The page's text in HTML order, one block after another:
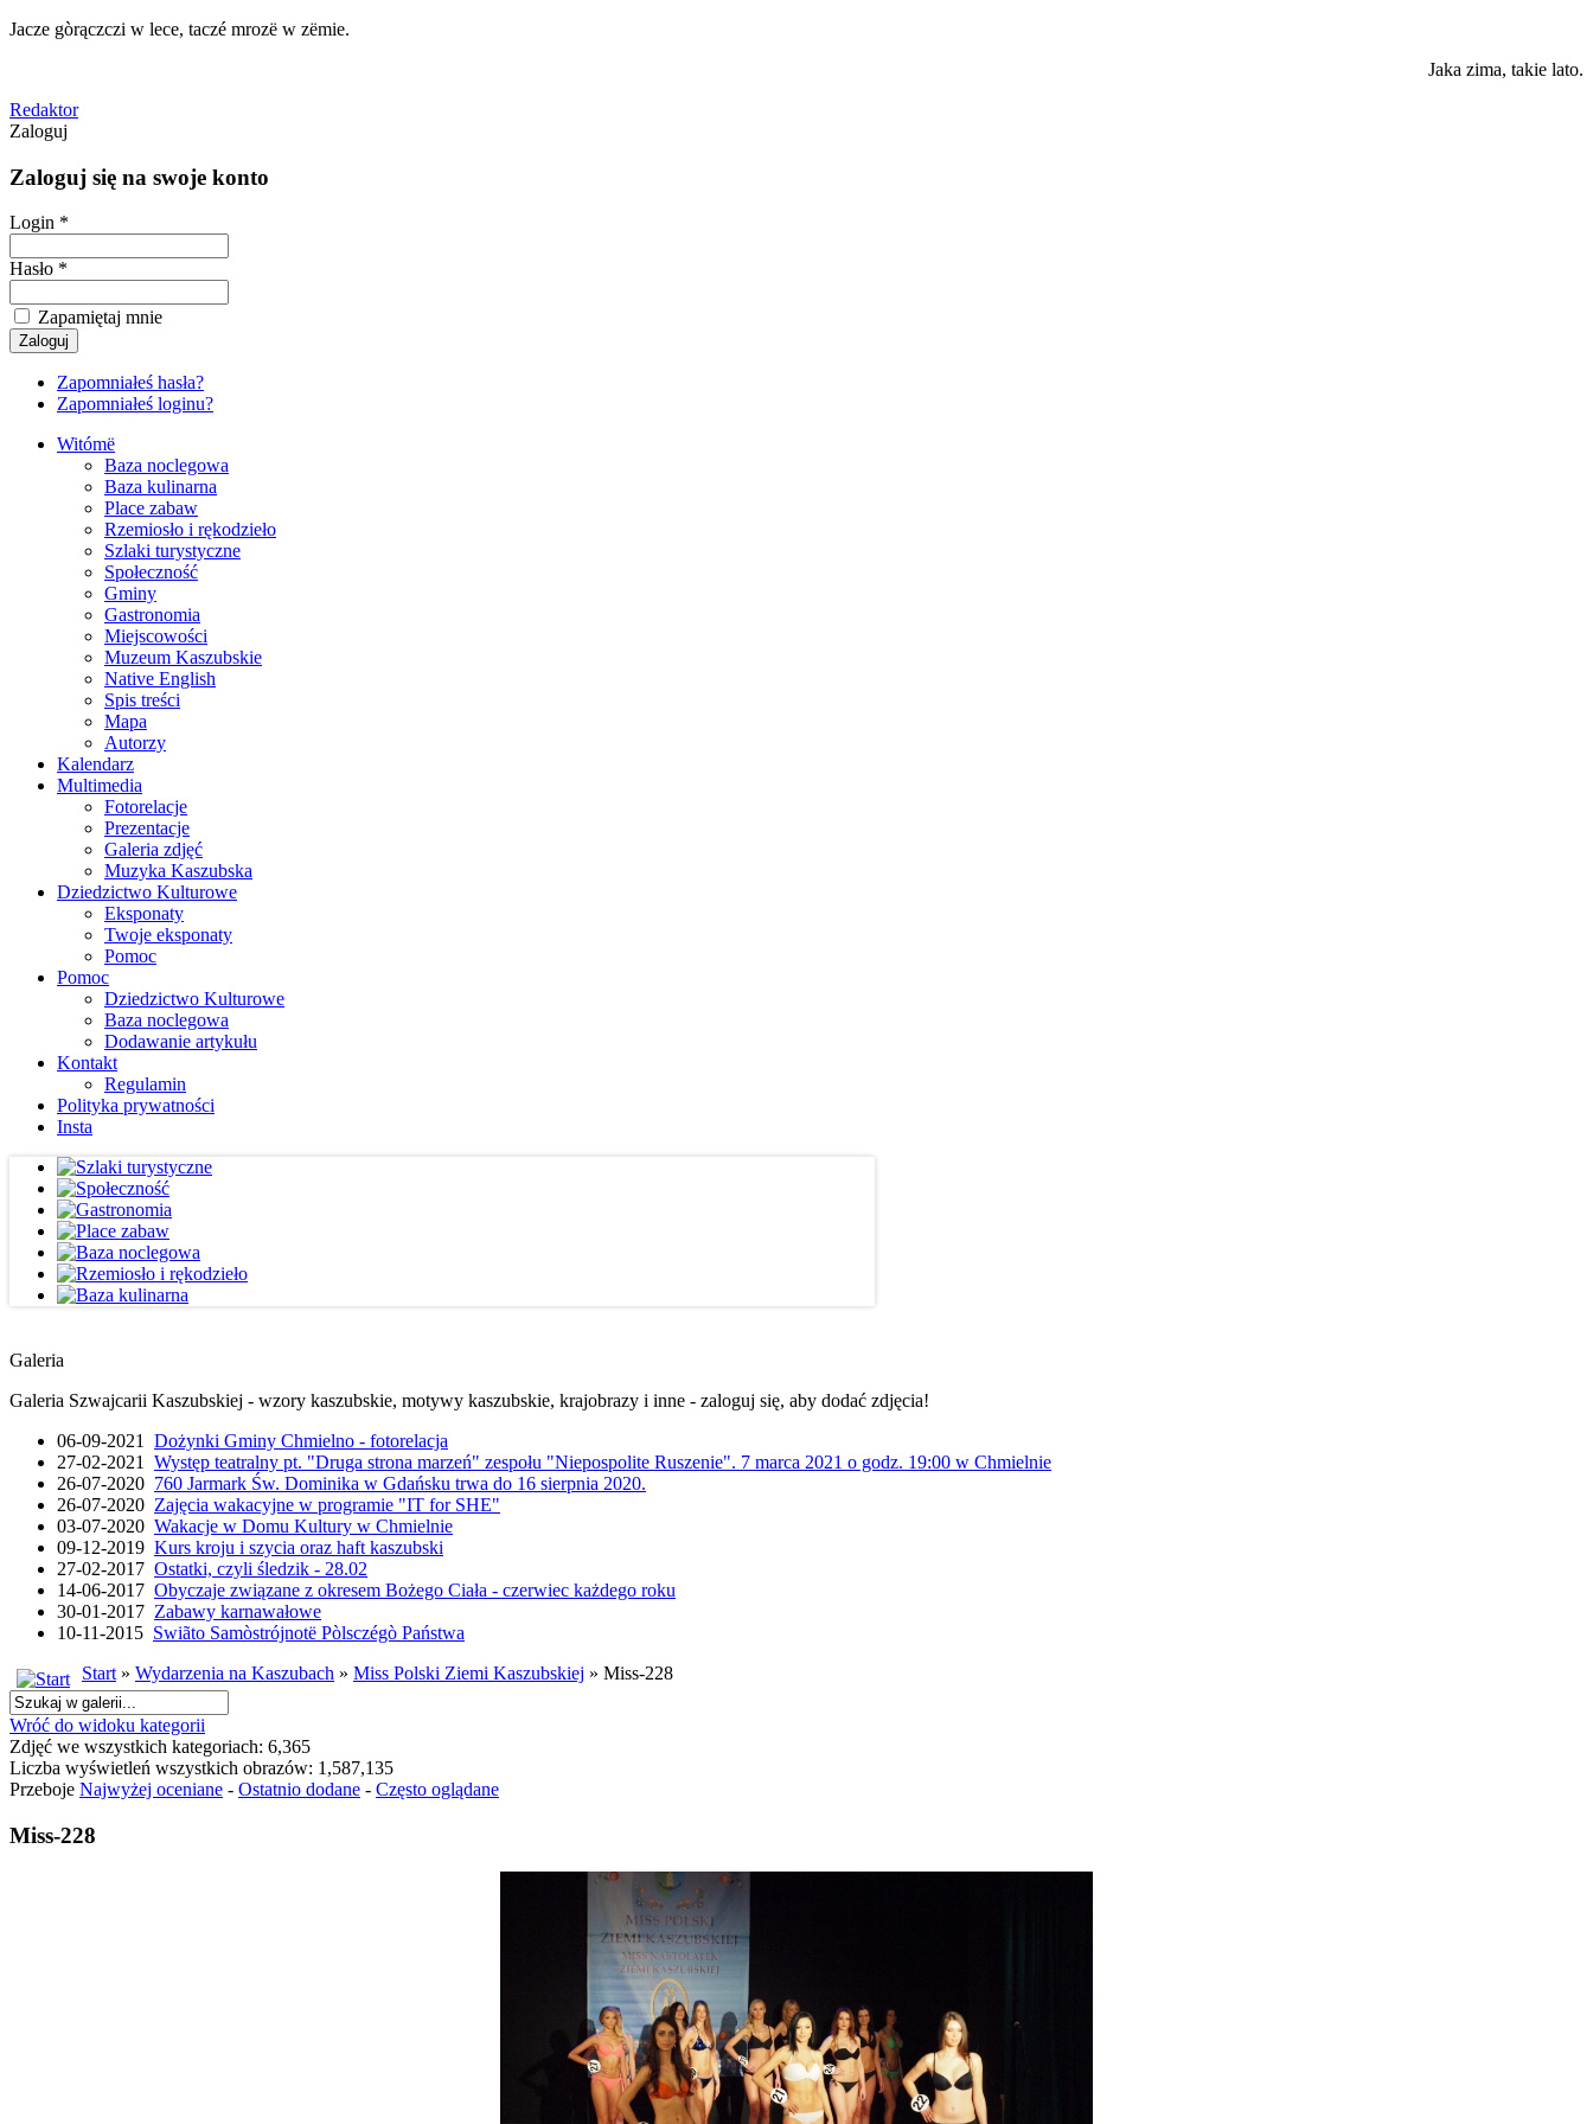
Jacze gòrączczi w lece, taczé mrozë w zëmie.
Jaka zima, takie lato.
Redaktor
Zaloguj
Zaloguj się na swoje konto
Login *
Hasło *
Zapamiętaj mnie
Zapomniałeś hasła?
Zapomniałeś loginu?
Witómë
Baza noclegowa
Baza kulinarna
Place zabaw
Rzemiosło i rękodzieło
Szlaki turystyczne
Społeczność
Gminy
Gastronomia
Miejscowości
Muzeum Kaszubskie
Native English
Spis treści
Mapa
Autorzy
Kalendarz
Multimedia
Fotorelacje
Prezentacje
Galeria zdjęć
Muzyka Kaszubska
Dziedzictwo Kulturowe
Eksponaty
Twoje eksponaty
Pomoc
Pomoc
Dziedzictwo Kulturowe
Baza noclegowa
Dodawanie artykułu
Kontakt
Regulamin
Polityka prywatności
Insta
Galeria
Galeria Szwajcarii Kaszubskiej - wzory kaszubskie, motywy kaszubskie, krajobrazy i inne - zaloguj się, aby dodać zdjęcia!
06-09-2021 Dożynki Gminy Chmielno - fotorelacja
27-02-2021 Występ teatralny pt. "Druga strona marzeń" zespołu "Niepospolite Ruszenie". 7 marca 2021 o godz. 19:00 w Chmielnie
26-07-2020 760 Jarmark Św. Dominika w Gdańsku trwa do 16 sierpnia 2020.
26-07-2020 Zajęcia wakacyjne w programie "IT for SHE"
03-07-2020 Wakacje w Domu Kultury w Chmielnie
09-12-2019 Kurs kroju i szycia oraz haft kaszubski
27-02-2017 Ostatki, czyli śledzik - 28.02
14-06-2017 Obyczaje związane z okresem Bożego Ciała - czerwiec każdego roku
30-01-2017 Zabawy karnawałowe
10-11-2015 Swiãto Samòstrójnotë Pòlsczégò Państwa
Start» Wydarzenia na Kaszubach » Miss Polski Ziemi Kaszubskiej » Miss-228
Wróć do widoku kategorii
Zdjęć we wszystkich kategoriach: 6,365
Liczba wyświetleń wszystkich obrazów: 1,587,135
Przeboje Najwyżej oceniane - Ostatnio dodane - Często oglądane
Miss-228